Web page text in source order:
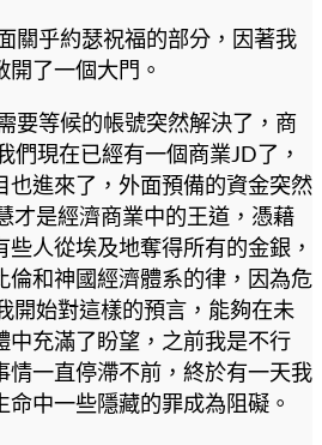
關乎約瑟祝福的部分，因著我
了一個大門。
要等候的帳號突然解決了，商
們現在已經有一個商業JD了，
也進來了，外面預備的資金突然
才是經濟商業中的王道，憑藉
人從埃及地奪得所有的金銀，
倫和神國經濟體系的律，因為危
開始對這樣的預言，能夠在未
中充滿了盼望，之前我是不行
情一直停滯不前，終於有一天我
中一些隱藏的罪成為阻礙。